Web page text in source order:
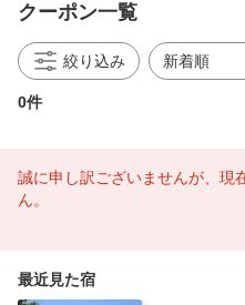
クーポン一覧
絞り込み
0件
誠に申し訳ございませんが、現
ん。
最近見た宿